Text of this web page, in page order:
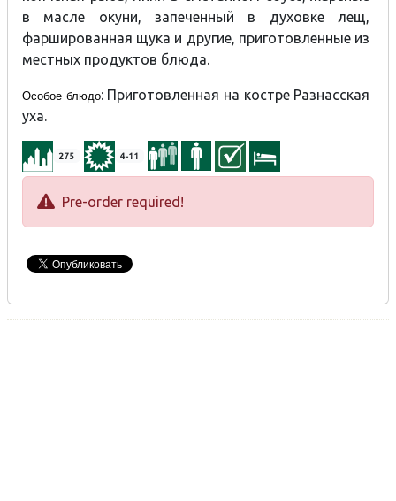
в масле окуни, запеченный в духовке лещ,
фаршированная щука и другие, приготовленные из
местных продуктов блюда.
Особое блюдо: Приготовленная на костре Разнасская
уха.
275 4-11
Pre-order required!